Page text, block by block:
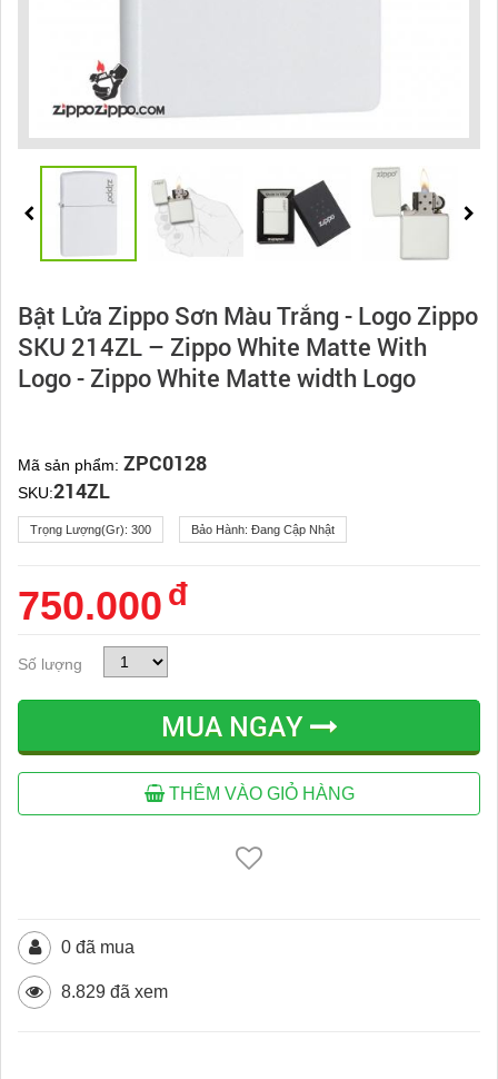
Bật Lửa Zippo Sơn Màu Trắng - Logo Zippo
SKU 214ZL – Zippo White Matte With
Logo - Zippo White Matte width Logo
Mã sản phẩm: ZPC0128
SKU:214ZL
Trọng Lượng(gr): 300 Bảo Hành: Đang Cập Nhật
750.000 đ
Số lượng
MUA NGAY
THÊM VÀO GIỎ HÀNG
0 đã mua
8.829 đã xem